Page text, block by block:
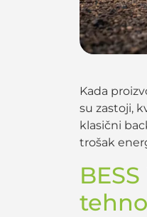
Kada
su zastoji,
klasični
trošak